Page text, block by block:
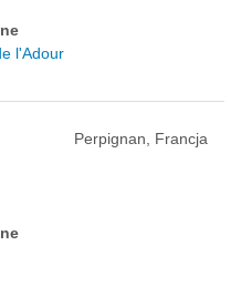
l'Adour
Perpignan, Francja